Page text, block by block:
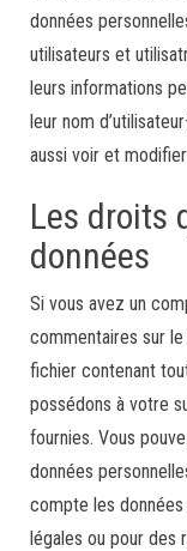
données
utilisateurs et
leurs informations
leur nom
aussi voir et
Les droits
données
Si vous avez un
commentaires sur
fichier contenant
possédons à votre
fournies. Vous
données
compte les
légales ou pour des